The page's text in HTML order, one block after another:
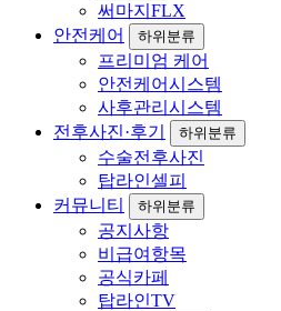
써마지FLX
안전케어
하위분류
프리미엄 케어
안전케어시스템
사후관리시스템
전후사진·후기
하위분류
수술전후사진
탑라인셀피
커뮤니티
하위분류
공지사항
비급여항목
공식카페
탑라인TV